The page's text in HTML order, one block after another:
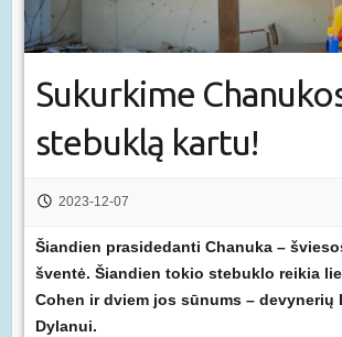
Sukurkime
stebuklą kartu!
2023-12-07
Šiandien prasidedanti Chanuka –
šventė. Šiandien tokio stebuklo reikia
Cohen ir dviem jos sūnums – devynerių
Dylanui.